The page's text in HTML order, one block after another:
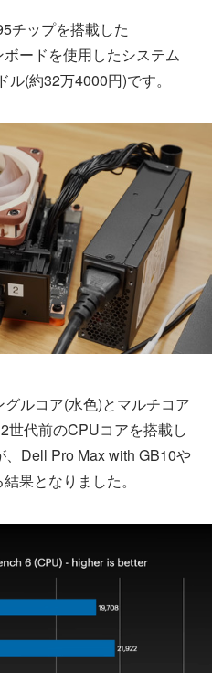
チップを搭載した
ードを使用したシステム
(約32万4000円)です。
ルコア(水色)とマルチコア
世代前のCPUコアを搭載し
Dell Pro Max with GB10や
果となりました。